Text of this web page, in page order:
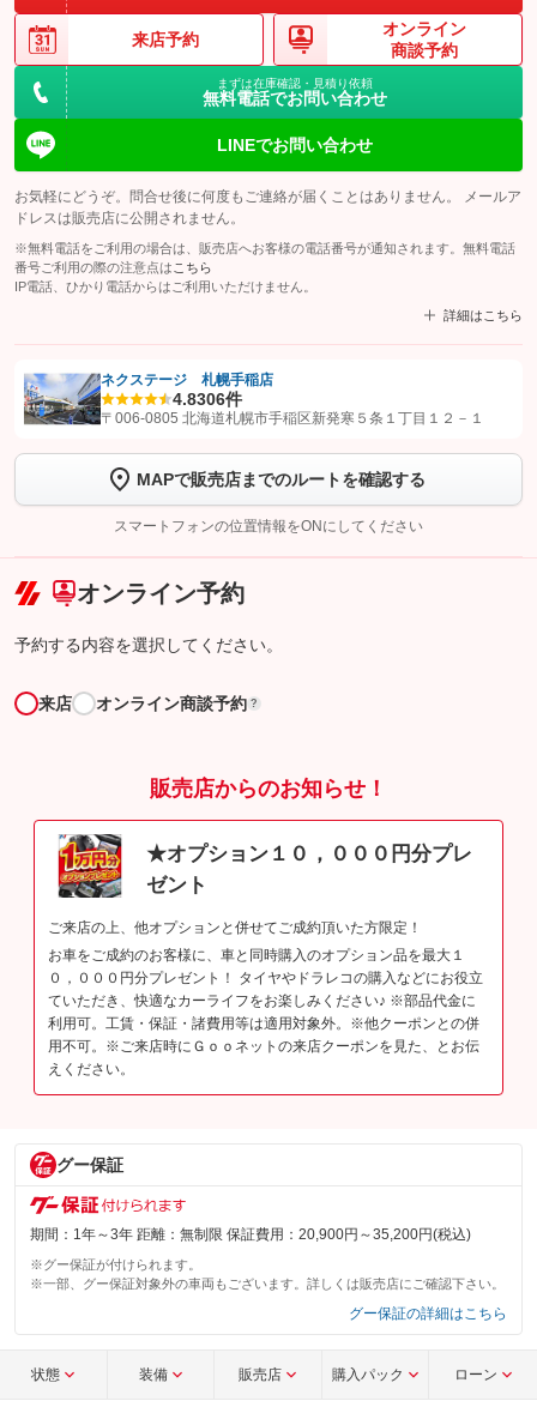
来店予約
オンライン
商談予約
まずは在庫確認・見積り依頼
無料電話でお問い合わせ
LINEでお問い合わせ
お気軽にどうぞ。問合せ後に何度もご連絡が届くことはありません。 メールア
ドレスは販売店に公開されません。
※無料電話をご利用の場合は、販売店へお客様の電話番号が通知されます。無料電話
番号ご利用の際の注意点は こちら
IP電話、ひかり電話からはご利用いただけません。
詳細はこちら
【STEP1】認証画面でグーネットを友だち追加してから「許可する」ボタンを押
トーク画面で
ボタンをタップして問い合わせを
完了してください。
こちら
ネクステージ 札幌手稲店
4.8306件
〒006-0805 北海道札幌市手稲区新発寒５条１丁目１２－１
MAPで販売店までのルートを確認する
スマートフォンの位置情報をONにしてください
オンライン予約
予約する内容を選択してください。
来店 オンライン商談予約 ?
販売店からのお知らせ！
★オプション１０，０００円分プレ
ゼント
ご来店の上、他オプションと併せてご成約頂いた方限定！
お車をご成約のお客様に、車と同時購入のオプション品を最大１
０，０００円分プレゼント！ タイヤやドラレコの購入などにお役立
ていただき、快適なカーライフをお楽しみください♪ ※部品代金に
利用可。工賃・保証・諸費用等は適用対象外。※他クーポンとの併
用不可。※ご来店時にＧｏｏネットの来店クーポンを見た、とお伝
えください。
グー保証
期間：1年～3年 距離：無制限 保証費用：20,900円～35,200円(税込)
※グー保証が付けられます。
※一部、グー保証対象外の車両もございます。詳しくは販売店にご確認下さい。
グー保証の詳細はこちら
状態 装備 販売店 購入パック ローン